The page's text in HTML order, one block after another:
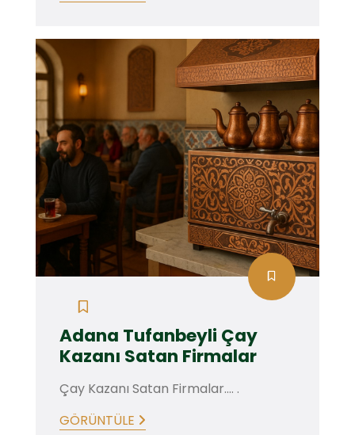
Adana Tufanbeyli Çay
Kazanı Satan Firmalar
Çay Kazanı Satan Firmalar.... .
GÖRÜNTÜLE